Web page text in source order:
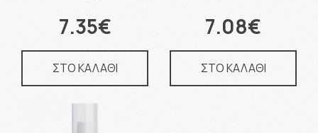
7.35€
ΣΤΟ ΚΑΛΑΘΙ
7.08€
ΣΤΟ ΚΑΛΑΘΙ